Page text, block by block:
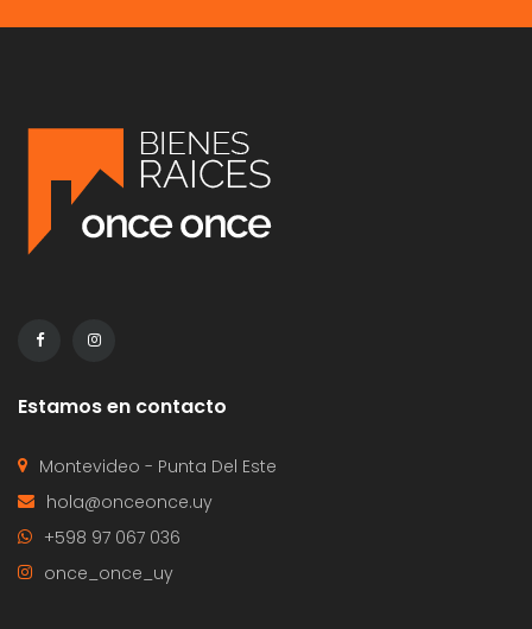
Estamos en contacto
Montevideo - Punta Del Este
hola@onceonce.uy
+598 97 067 036
once_once_uy